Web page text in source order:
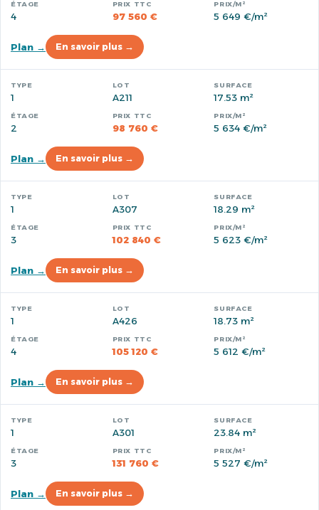
4 97 560 € 5 649 €/m²
Plan → En savoir plus →
1 A211 17.53 m²
2 98 760 € 5 634 €/m²
Plan → En savoir plus →
1 A307 18.29 m²
3 102 840 € 5 623 €/m²
Plan → En savoir plus →
1 A426 18.73 m²
4 105 120 € 5 612 €/m²
Plan → En savoir plus →
1 A301 23.84 m²
3 131 760 € 5 527 €/m²
Plan → En savoir plus →